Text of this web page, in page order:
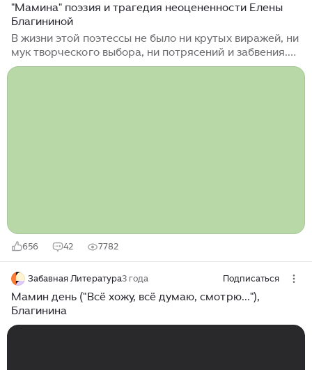
"Мамина" поэзия и трагедия неоцененности Елены
Благининой
В жизни этой поэтессы не было ни крутых виражей, ни
мук творческого выбора, ни потрясений и забвения.
Кажется, что жизнь сама подала Елене Благининой
656 42 7782
Забавная Литература3 года Подписаться
Мамин день ("Всё хожу, всё думаю, смотрю..."),
Благинина